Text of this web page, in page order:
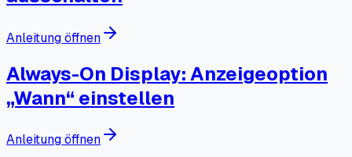
Anleitung öffnen
Always-On Display: Anzeigeoption
„Wann“ einstellen
Anleitung öffnen